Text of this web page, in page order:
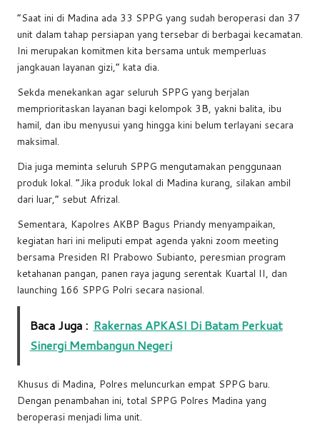
“Saat ini di Madina ada 33 SPPG yang sudah beroperasi dan 37
unit dalam tahap persiapan yang tersebar di berbagai kecamatan.
Ini merupakan komitmen kita bersama untuk memperluas
jangkauan layanan gizi,” kata dia.
Sekda menekankan agar seluruh SPPG yang berjalan
memprioritaskan layanan bagi kelompok 3B, yakni balita, ibu
hamil, dan ibu menyusui yang hingga kini belum terlayani secara
maksimal.
Dia juga meminta seluruh SPPG mengutamakan penggunaan
produk lokal. “Jika produk lokal di Madina kurang, silakan ambil
dari luar,” sebut Afrizal.
Sementara, Kapolres AKBP Bagus Priandy menyampaikan,
kegiatan hari ini meliputi empat agenda yakni zoom meeting
bersama Presiden RI Prabowo Subianto, peresmian program
ketahanan pangan, panen raya jagung serentak Kuartal II, dan
launching 166 SPPG Polri secara nasional.
Baca Juga : Rakernas APKASI Di Batam Perkuat
Sinergi Membangun Negeri
Khusus di Madina, Polres meluncurkan empat SPPG baru.
Dengan penambahan ini, total SPPG Polres Madina yang
beroperasi menjadi lima unit.